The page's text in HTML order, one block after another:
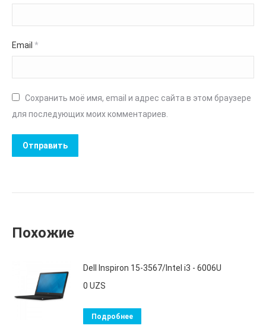
Email *
Сохранить моё имя, email и адрес сайта в этом браузере
для последующих моих комментариев.
Похожие
Dell Inspiron 15-3567/Intel i3 - 6006U
0 UZS
Подробнее